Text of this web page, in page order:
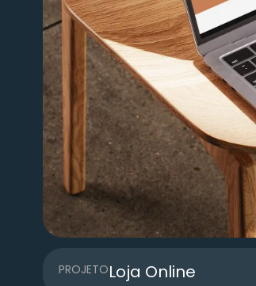
PROJETOLoja Online